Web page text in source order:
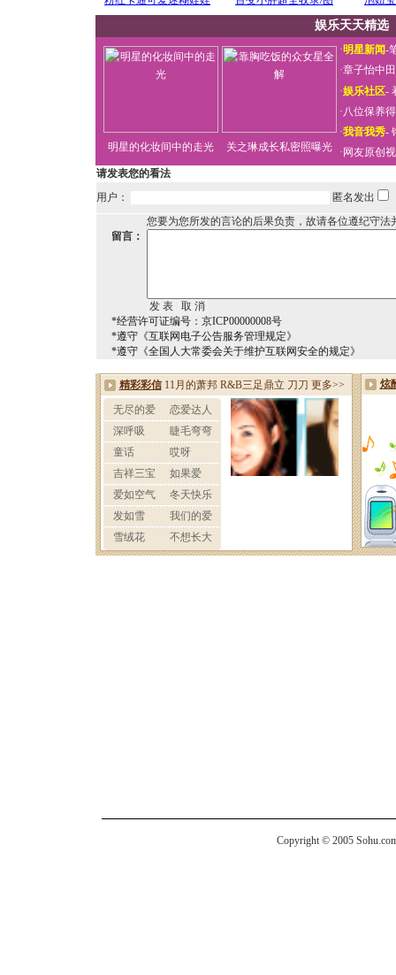
娱乐天天精选
明星的化妆间中的走光 关之琳成长私密照曝光
·明星新闻-
·章子怡中
·娱乐社区-
·八位保养
·我音我秀-
· 网友原创
请发表您的看法
用户：
匿名发出
您要为您所发的言论的后果负责，故请各位遵纪守法
留言：
*经营许可证编号：京ICP00000008号
*遵守《互联网电子公告服务管理规定》
*遵守《全国人大常委会关于维护互联网安全的规定》
Copyright © 2005